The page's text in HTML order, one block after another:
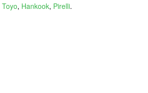
Toyo, Hankook, Pirelli.